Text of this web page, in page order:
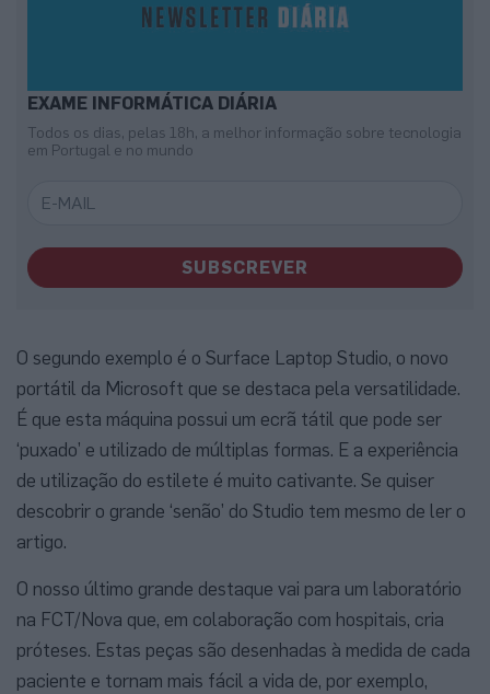
EXAME INFORMÁTICA DIÁRIA
Todos os dias, pelas 18h, a melhor informação sobre tecnologia
em Portugal e no mundo
SUBSCREVER
O segundo exemplo é o Surface Laptop Studio, o novo
portátil da Microsoft que se destaca pela versatilidade.
É que esta máquina possui um ecrã tátil que pode ser
‘puxado’ e utilizado de múltiplas formas. E a experiência
de utilização do estilete é muito cativante. Se quiser
descobrir o grande ‘senão’ do Studio tem mesmo de ler o
artigo.
O nosso último grande destaque vai para um laboratório
na FCT/Nova que, em colaboração com hospitais, cria
próteses. Estas peças são desenhadas à medida de cada
paciente e tornam mais fácil a vida de, por exemplo,